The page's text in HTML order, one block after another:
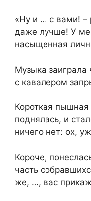
«Ну и … с вами!
даже лучше! У
насыщенная
Музыка заиграла
с кавалером
Короткая
поднялась, и
ничего нет: ох,
Короче,
часть
же, …, вас